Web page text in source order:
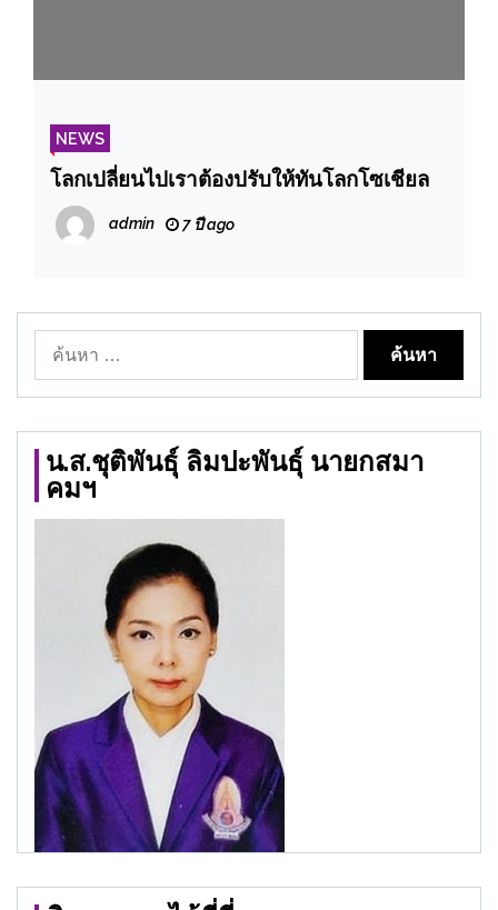
NEWS
โลกเปลี่ยนไปเราต้องปรับให้ทันโลกโซเชียล
admin 7 ปี ago
ค้นหา
สำหรับ:
น.ส.ชุติพันธุ์ ลิมปะพันธุ์ นายกสมา
คมฯ